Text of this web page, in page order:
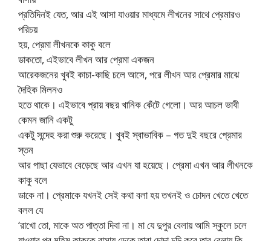
প্রতিদিনই যেত, আর এই আসা যাওয়ার মাধ্যমে লীখনের সাথে প্রেমারও
পরিচয়
হয়, প্রেমা লীখনকে কাকু বলে
ডাকতো, এইভাবে লীখন আর প্রেমা একজন
আরেকজনের খুবই কাচা-কাছি চলে আসে, পরে লীখন আর প্রেমার মাঝে
দৈহিক মিলনও
হতে থাকে। এইভাবে প্রায় বছর খানিক কেঁটে গেলো। আর আচল ভাবী
কেমন জানি একটু
একটু সন্দেহ করা শুরু করেছে। খুবই স্বাভাবিক – গত দুই বছরে প্রেমার
স্তন
আর পাছা যেভাবে বেড়েছে আর এখন যা হয়েছে। প্রেমা এখন আর লীখনকে
কাকু বলে
ডাকে না। প্রেমাকে যখনই সেই কথা বলা হয় তখনই ও চোদন খেতে খেতে
বলল যে
‘রাখো তো, মাকে অত পাত্তা দিবা না। মা যে দুপুর বেলায় আমি স্কুলে চলে